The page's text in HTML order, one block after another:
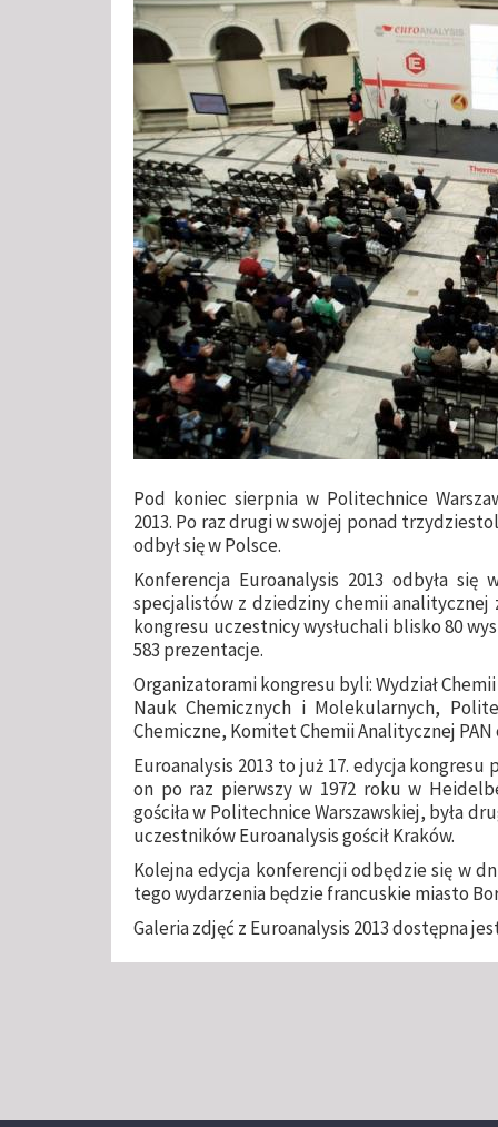
Pod koniec sierpnia w Politechnice
2013. Po raz drugi w swojej ponad
odbył się w Polsce.
Konferencja Euroanalysis 2013 odbyła
specjalistów z dziedziny chemii analitycznej
kongresu uczestnicy wysłuchali blisko 80
583 prezentacje.
Organizatorami kongresu byli: Wydział
Nauk Chemicznych i Molekularnych,
Chemiczne, Komitet Chemii Analitycznej
Euroanalysis 2013 to już 17. edycja
on po raz pierwszy w 1972 roku w
gościła w Politechnice Warszawskiej, była
uczestników Euroanalysis gościł Kraków.
Kolejna edycja konferencji odbędzie się w
tego wydarzenia będzie francuskie miasto
Galeria zdjęć z Euroanalysis 2013 dostępna